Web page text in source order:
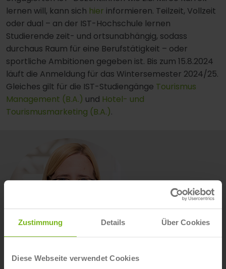
Zustimmung Details Über Cookies
Diese Webseite verwendet Cookies
lernen will, kann sich hier informieren. Teilzeit, Vollzeit
oder dual – an der IST-Hochschule lernen
Studierende zeit- und ortsunabhängig, sodass
durchaus Raum für eine Berufstätigkeit – oder
sportliche Ambitionen gegeben ist. Bis zum 15.8.2024
läuft die Anmeldung für das Wintersemester 2024/25.
Gleiches gilt für die IST-Studiengänge Tourismus
Management (B.A.) und Hotel- und
Tourismusmarketing (B.A.).